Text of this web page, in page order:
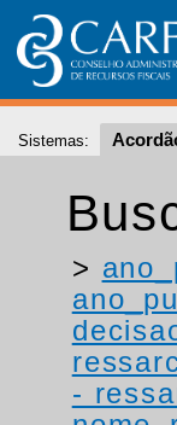
Sistemas:
>
-